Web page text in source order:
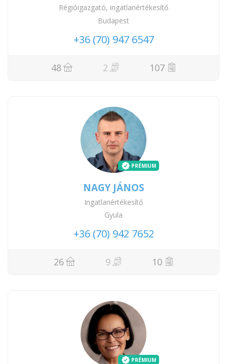
Régióigazgató, ingatlanértékesítő
Budapest
+36 (70) 947 6547
48 2 107
PRÉMIUM
NAGY JÁNOS
Ingatlanértékesítő
Gyula
+36 (70) 942 7652
26 9 10
PRÉMIUM